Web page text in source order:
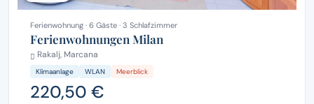
Ferienwohnung · 6 Gäste · 3 Schlafzimmer
Ferienwohnungen Milan
Rakalj, Marcana
Klimaanlage WLAN Meerblick
220,50 €